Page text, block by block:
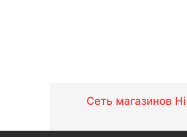
Сеть магазинов